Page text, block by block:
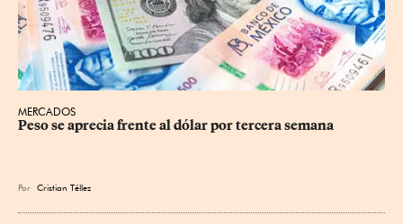
MERCADOS
Peso se aprecia frente al dólar por tercera semana
Por Cristian Téllez